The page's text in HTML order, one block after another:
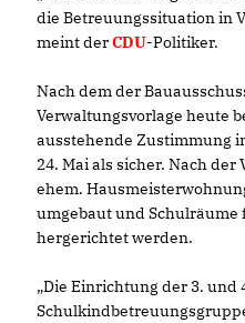
die Betreuungssituation in
meint derCDU-Politiker.
Nach dem der
Verwaltungsvorlage heute
ausstehende Zustimmung
24. Mai als sicher. Nach
ehem.
umgebaut und
hergerichtet werden.
Die Einrichtung der 3. und